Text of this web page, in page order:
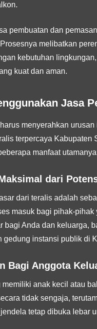
pembuatan dan
melibatkan
kebutuhan
kuat dan aman.
Jasa
menyerahkan
terpercaya
manfaat
dari
dari teralis adalah
masuk bagi pihak-
bagi Anda dan keluarga,
gedung instansi publik di
Bagi Anggota
memiliki anak kecil atau
tidak sengaja,
tetap dibuka lebar